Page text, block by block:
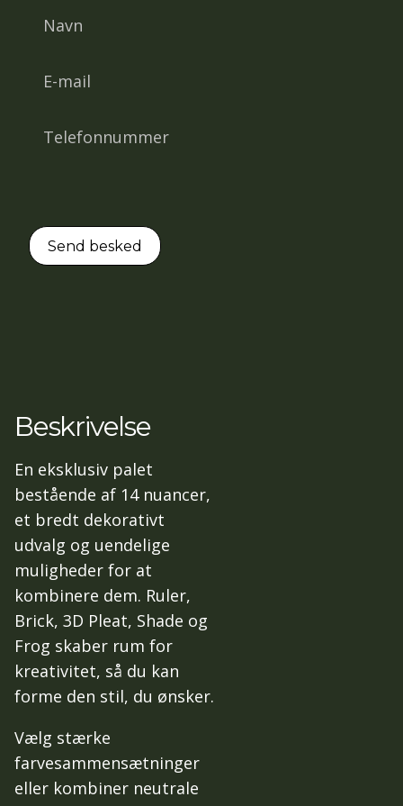
Beskrivelse
En eksklusiv palet
bestående af 14 nuancer,
et bredt dekorativt
udvalg og uendelige
muligheder for at
kombinere dem. Ruler,
Brick, 3D Pleat, Shade og
Frog skaber rum for
kreativitet, så du kan
forme den stil, du ønsker.
Vælg stærke
farvesammensætninger
eller kombiner neutrale